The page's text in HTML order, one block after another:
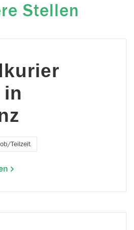
Stellen
in
Teilzeit